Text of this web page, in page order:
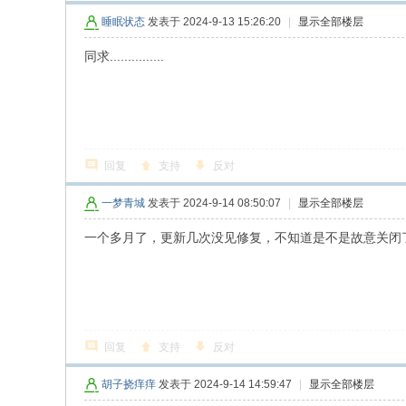
睡眠状态 发表于 2024-9-13 15:26:20 显示全部楼层
同求...............
回复 支持 反对
一梦青城 发表于 2024-9-14 08:50:07 显示全部楼层
一个多月了，更新几次没见修复，不知道是不是故意关闭
回复 支持 反对
胡子挠痒痒 发表于 2024-9-14 14:59:47 显示全部楼层